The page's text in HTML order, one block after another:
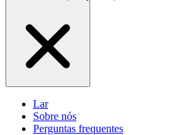
Lar
Sobre nós
Perguntas frequentes